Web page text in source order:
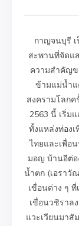
กาญจนบุรี เ
สะพานที่จัดแ
ความสำคัญข
ข้ามแม่น้ำแ
สงครามโลก
2563 นี้ เริ่ม
ทั้งแหล่งท่อง
ไทยและเพื่อ
มอญ บ้านอีต่
น้ำตก (เอราวั
เขื่อนต่าง ๆ
เขื่อนวชิราล
แวะเวียนมา